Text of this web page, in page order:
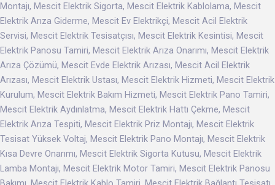
Montajı, Mescit Elektrik Sigorta, Mescit Elektrik Kablolama, Mescit
Elektrik Arıza Giderme, Mescit Ev Elektrikçi, Mescit Acil Elektrik
Servisi, Mescit Elektrik Tesisatçısı, Mescit Elektrik Kesintisi, Mescit
Elektrik Panosu Tamiri, Mescit Elektrik Arıza Onarımı, Mescit Elektrik
Arıza Çözümü, Mescit Evde Elektrik Arızası, Mescit Acil Elektrik
Arızası, Mescit Elektrik Ustası, Mescit Elektrik Hizmeti, Mescit Elektrik
Kurulum, Mescit Elektrik Bakım Hizmeti, Mescit Elektrik Pano Tamiri,
Mescit Elektrik Aydınlatma, Mescit Elektrik Hattı Çekme, Mescit
Elektrik Arıza Tespiti, Mescit Elektrik Priz Montajı, Mescit Elektrik
Tesisat Yüksek Voltaj, Mescit Elektrik Pano Montajı, Mescit Elektrik
Kısa Devre Onarımı, Mescit Elektrik Sigorta Kutusu, Mescit Elektrik
Lamba Montajı, Mescit Elektrik Motor Tamiri, Mescit Elektrik Panosu